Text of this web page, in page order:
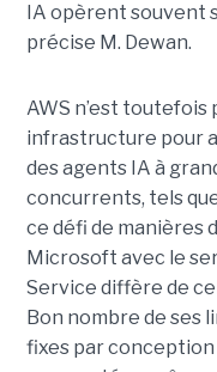
IA opèrent souvent
précise M. Dewan.
AWS n’est toutefois
infrastructure pour
des agents IA à
concurrents, tels
ce défi de manières
Microsoft avec le
Service diffère de
Bon nombre de ses
fixes par